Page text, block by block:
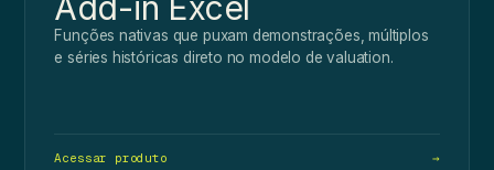
Funções nativas que puxam demonstrações, múltiplos
e séries históricas direto no modelo de valuation.
Acessar produto →